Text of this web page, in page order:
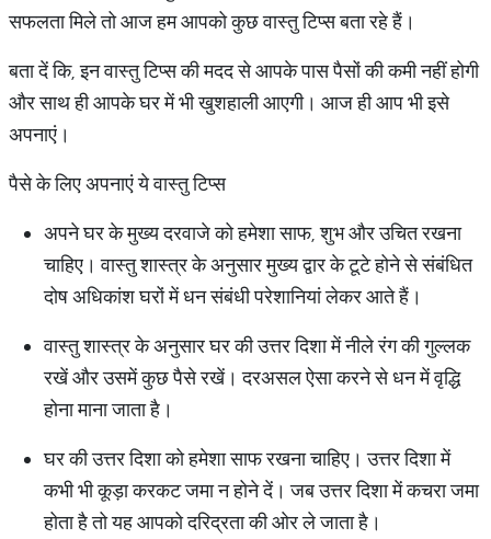
सफलता मिले तो आज हम आपको कुछ वास्तु टिप्स बता रहे हैं।
बता दें कि, इन वास्तु टिप्स की मदद से आपके पास पैसों की कमी नहीं होगी
और साथ ही आपके घर में भी खुशहाली आएगी। आज ही आप भी इसे
अपनाएं।
पैसे के लिए अपनाएं ये वास्तु टिप्स
अपने घर के मुख्य दरवाजे को हमेशा साफ, शुभ और उचित रखना
चाहिए। वास्तु शास्त्र के अनुसार मुख्य द्वार के टूटे होने से संबंधित
दोष अधिकांश घरों में धन संबंधी परेशानियां लेकर आते हैं।
वास्तु शास्त्र के अनुसार घर की उत्तर दिशा में नीले रंग की गुल्लक
रखें और उसमें कुछ पैसे रखें। दरअसल ऐसा करने से धन में वृद्धि
होना माना जाता है।
घर की उत्तर दिशा को हमेशा साफ रखना चाहिए। उत्तर दिशा में
कभी भी कूड़ा करकट जमा न होने दें। जब उत्तर दिशा में कचरा जमा
होता है तो यह आपको दरिद्रता की ओर ले जाता है।